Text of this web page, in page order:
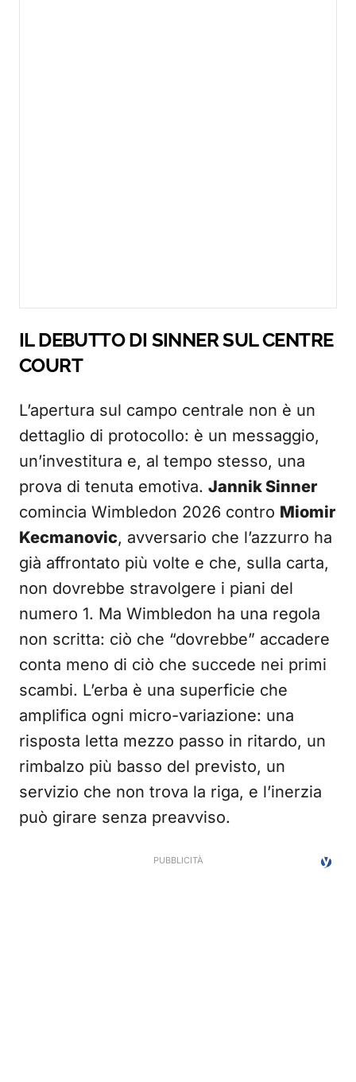
IL DEBUTTO DI SINNER SUL CENTRE
COURT
L’apertura sul campo centrale non è un
dettaglio di protocollo: è un messaggio,
un’investitura e, al tempo stesso, una
prova di tenuta emotiva. Jannik Sinner
comincia Wimbledon 2026 contro Miomir
Kecmanovic, avversario che l’azzurro ha
già affrontato più volte e che, sulla carta,
non dovrebbe stravolgere i piani del
numero 1. Ma Wimbledon ha una regola
non scritta: ciò che “dovrebbe” accadere
conta meno di ciò che succede nei primi
scambi. L’erba è una superficie che
amplifica ogni micro-variazione: una
risposta letta mezzo passo in ritardo, un
rimbalzo più basso del previsto, un
servizio che non trova la riga, e l’inerzia
può girare senza preavviso.